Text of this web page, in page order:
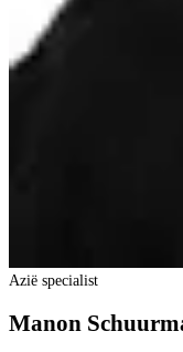
Azië specialist
Manon